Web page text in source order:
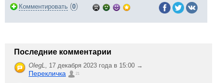
Комментировать (0)
Последние комментарии
OlegL, 17 декабря 2023 года в 15:00 →
Перекличка 21